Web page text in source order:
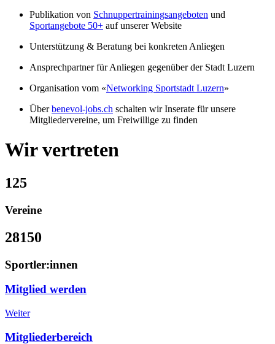
Publikation von Schnuppertrainingsangeboten und
Sportangebote 50+ auf unserer Website
Unterstützung & Beratung bei konkreten Anliegen
Ansprechpartner für Anliegen gegenüber der Stadt Luzern
Organisation vom «Networking Sportstadt Luzern»
Überbenevol-jobs.ch schalten wir Inserate für unsere
Mitgliedervereine, um Freiwillige zu finden
Wir vertreten
125
Vereine
28150
Sportler:innen
Mitglied werden
Weiter
Mitgliederbereich